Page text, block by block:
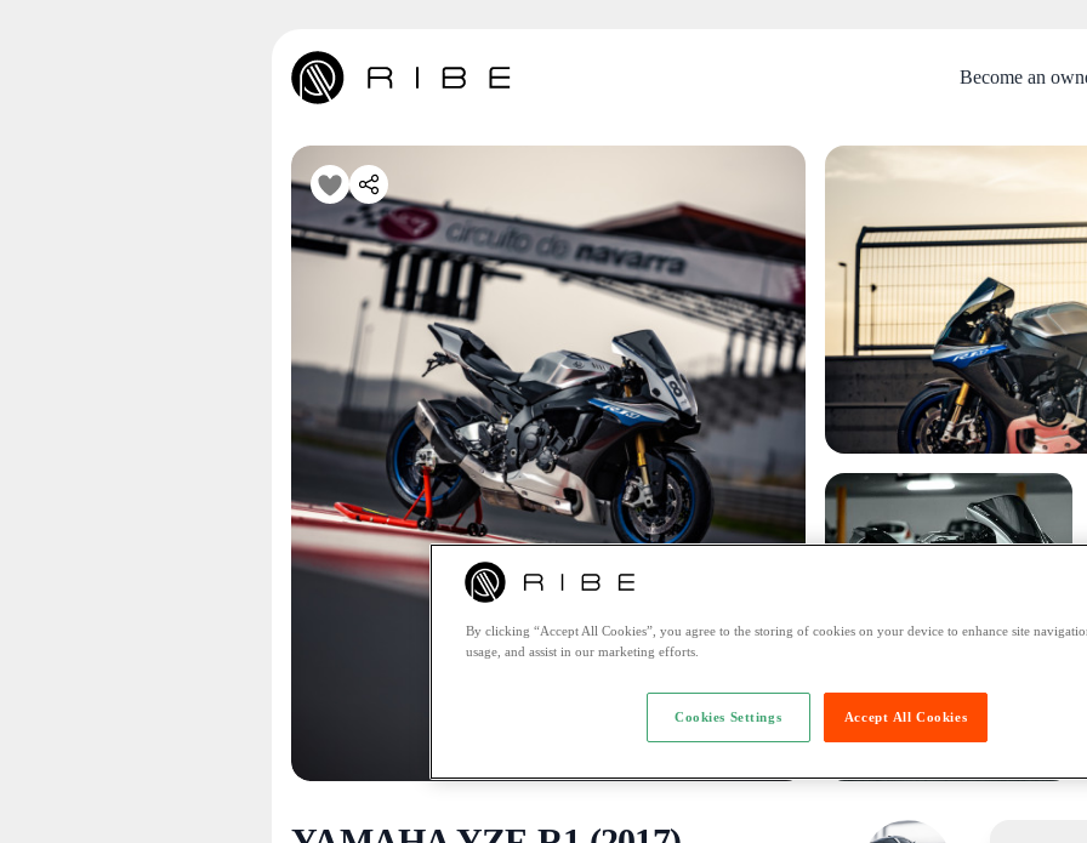
Become an
By clicking “Accept All Cookies”, you agree to the storing of cookies on your device to enhance site
usage, and assist in our marketing efforts.
Accept All Cookies
Cookies Settings